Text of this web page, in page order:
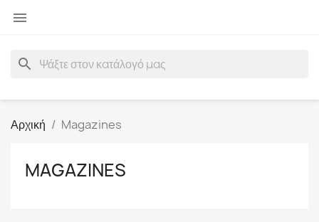

search
Αρχική Magazines
MAGAZINES